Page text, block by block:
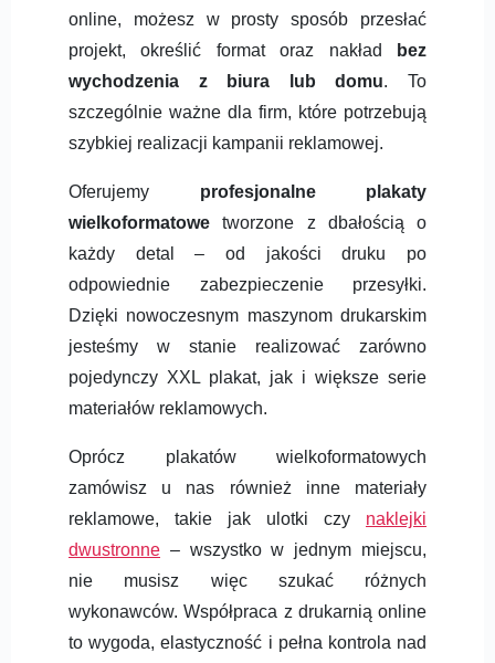
online, możesz w prosty sposób przesłać
projekt, określić format oraz nakład
bez
wychodzenia z biura lub domu. To
szczególnie ważne dla firm, które potrzebują
szybkiej realizacji kampanii reklamowej.
Oferujemy profesjonalne plakaty
wielkoformatowe tworzone z dbałością o
każdy detal – od jakości druku po
odpowiednie zabezpieczenie przesyłki.
Dzięki nowoczesnym maszynom drukarskim
jesteśmy w stanie realizować zarówno
pojedynczy XXL plakat, jak i większe serie
materiałów reklamowych.
Oprócz plakatów wielkoformatowych
zamówisz u nas również inne materiały
reklamowe, takie jak ulotki czy naklejki
dwustronne – wszystko w jednym miejscu,
nie musisz więc szukać różnych
wykonawców. Współpraca z drukarnią online
to wygoda, elastyczność i pełna kontrola nad